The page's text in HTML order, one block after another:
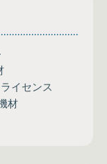
ライセンス
材